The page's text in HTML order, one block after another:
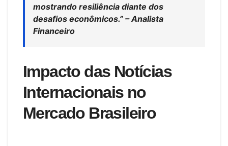
mostrando resiliência diante dos
desafios econômicos.” – Analista
Financeiro
Impacto das Notícias
Internacionais no
Mercado Brasileiro